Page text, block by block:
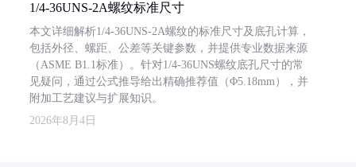
1/4-36UNS-2A螺纹标准尺寸
本文详细解析1/4-36UNS-2A螺纹的标准尺寸及底孔计算，
包括外径、螺距、公差等关键参数，并提供专业数据来源
（ASME B1.1标准）。针对1/4-36UNS螺纹底孔尺寸的常
见疑问，通过公式推导给出精确推荐值（Φ5.18mm），并
附加工艺建议与扩展知识。
2026年8月4日